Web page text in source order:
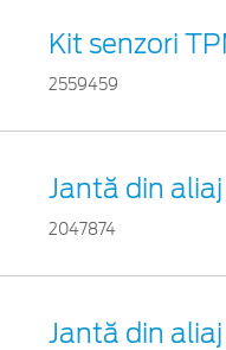
Kit senzori
2559459
Jantă din
2047874
Jantă din